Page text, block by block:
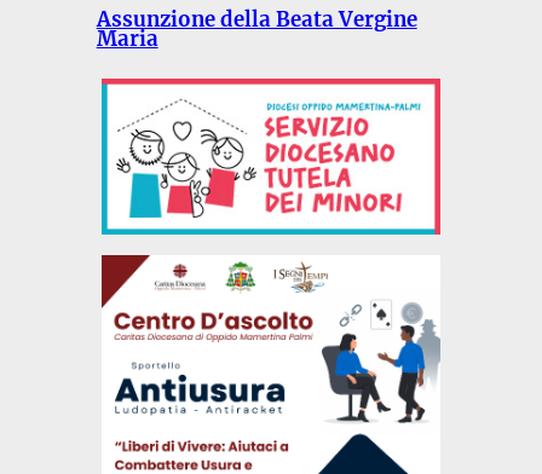
Assunzione della Beata Vergine
Maria